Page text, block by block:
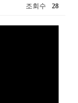
조회수 28